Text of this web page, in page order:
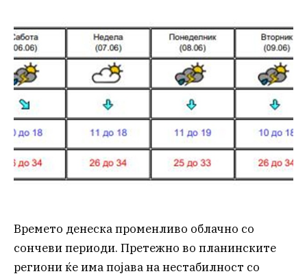
Времето денеска променливо облачно со
сончеви периоди. Претежно во планинските
региони ќе има појава на нестабилност со